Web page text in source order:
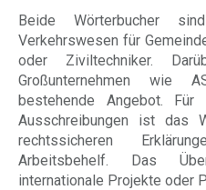
Beide Wörterbucher sind
Verkehrswesen für
oder Ziviltechniker.
Großunternehmen wie
bestehende Angebot. Für
Ausschreibungen ist das
rechtssicheren
Arbeitsbehelf. Das
internationale Projekte oder